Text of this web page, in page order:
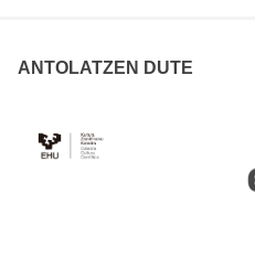
ANTOLATZEN DUTE